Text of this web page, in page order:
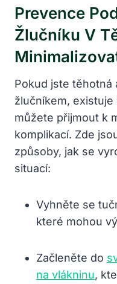
Prevence
Žlučníku V
Pokud jste těhotná
žlučníkem,
můžete přijmout k
komplikací. Zde
způsoby, jak se
situací:
Vyhněte se
které mohou
Začleněte do
na vlákninu,